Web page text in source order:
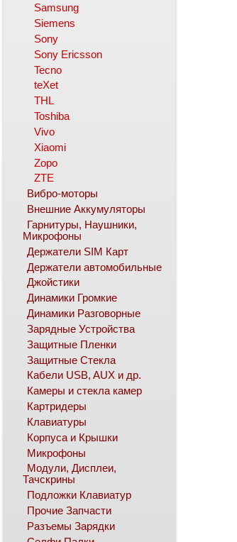
Samsung
Siemens
Sony
Sony Ericsson
Tecno
teXet
THL
Toshiba
Vivo
Xiaomi
Zopo
ZTE
Вибро-моторы
Внешние Аккумуляторы
Гарнитуры, Наушники,
Микрофоны
Держатели SIM Карт
Держатели автомобильные
Джойстики
Динамики Громкие
Динамики Разговорные
Зарядные Устройства
Защитные Пленки
Защитные Стекла
Кабели USB, AUX и др.
Камеры и стекла камер
Картридеры
Клавиатуры
Корпуса и Крышки
Микрофоны
Модули, Дисплеи,
Тачскрины
Подложки Клавиатур
Прочие Запчасти
Разъемы Зарядки